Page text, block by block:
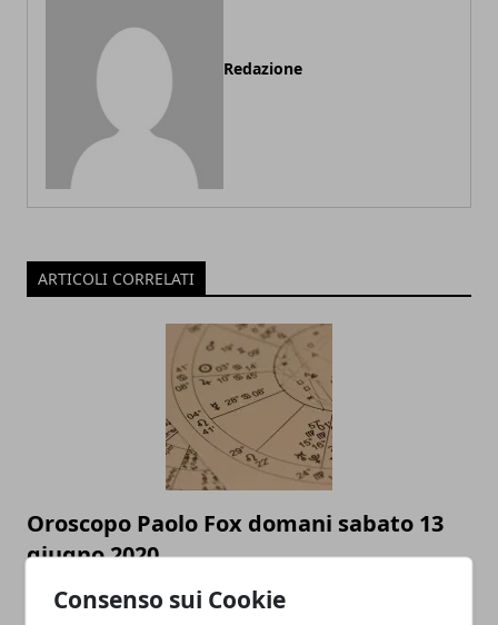
Consenso sui Cookie
Redazione
ARTICOLI CORRELATI
Oroscopo Paolo Fox domani sabato 13
giugno 2020
12/06/2020